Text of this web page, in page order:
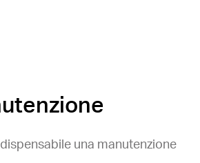
una manutenzione